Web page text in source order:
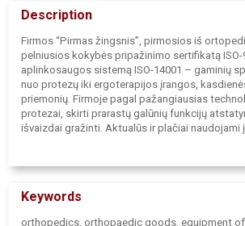
Description
Firmos “Pirmas žingsnis”, pirmosios iš
pelniusios kokybės pripažinimo sertifikatą
aplinkosaugos sistemą ISO-14001 – gaminių
nuo protezų iki ergoterapijos įrangos,
priemonių. Firmoje pagal pažangiausias
protezai, skirti prarastų galūnių funkcijų
išvaizdai gražinti. Aktualūs ir plačiai naudojami
sudėtingumo aparatai, taikomi po peties,
ribojimas sąnaryje. Svarbi ir reikšminga darbo
patempimų. Firmos darbuotojai dirba su
Keywords
orthopedics, orthopaedic goods, equipment